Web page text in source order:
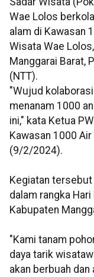
Wae Lolos
alam di Kawasan
Wisata Wae
Manggarai Barat,
(NTT).
"Wujud
menanam 1000
ini," kata Ketua
Kawasan 1000
(9/2/2024).
Kegiatan
dalam rangka
Kabupaten
"Kami tanam
daya tarik
akan berbuah